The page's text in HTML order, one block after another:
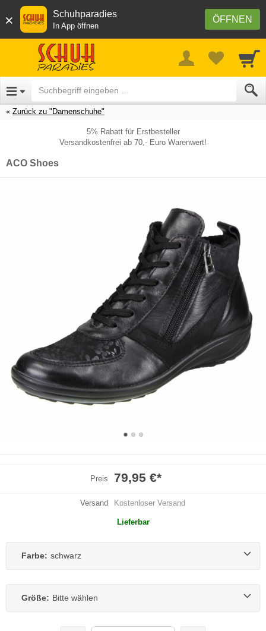
× ÖFFNEN
Schuhparadies
In App öffnen
Zurück zu "Damenschuhe"
5% Rabatt für Erstbesteller
Versandkostenfrei ab 70,- Euro Warenwert!
ACO Shoes
Preis 79,95 €*
Versand Kostenloser Versand
Lieferbar
Farbe: schwarz
Größe: Bitte wählen